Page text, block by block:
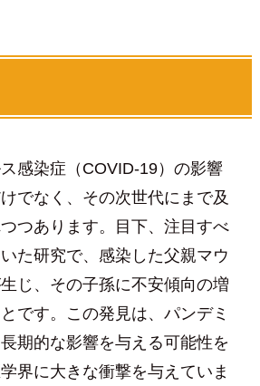
感染症（COVID-19）の影響
でなく、その次世代にまで及
つあります。目下、注目すべ
た研究で、感染した父親マウ
じ、その子孫に不安傾向の増
です。この発見は、パンデミ
期的な影響を与える可能性を
界に大きな衝撃を与えていま